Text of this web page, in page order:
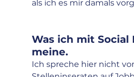
als ich es mir damals
Was ich mit Social
meine.
Ich spreche hier nicht